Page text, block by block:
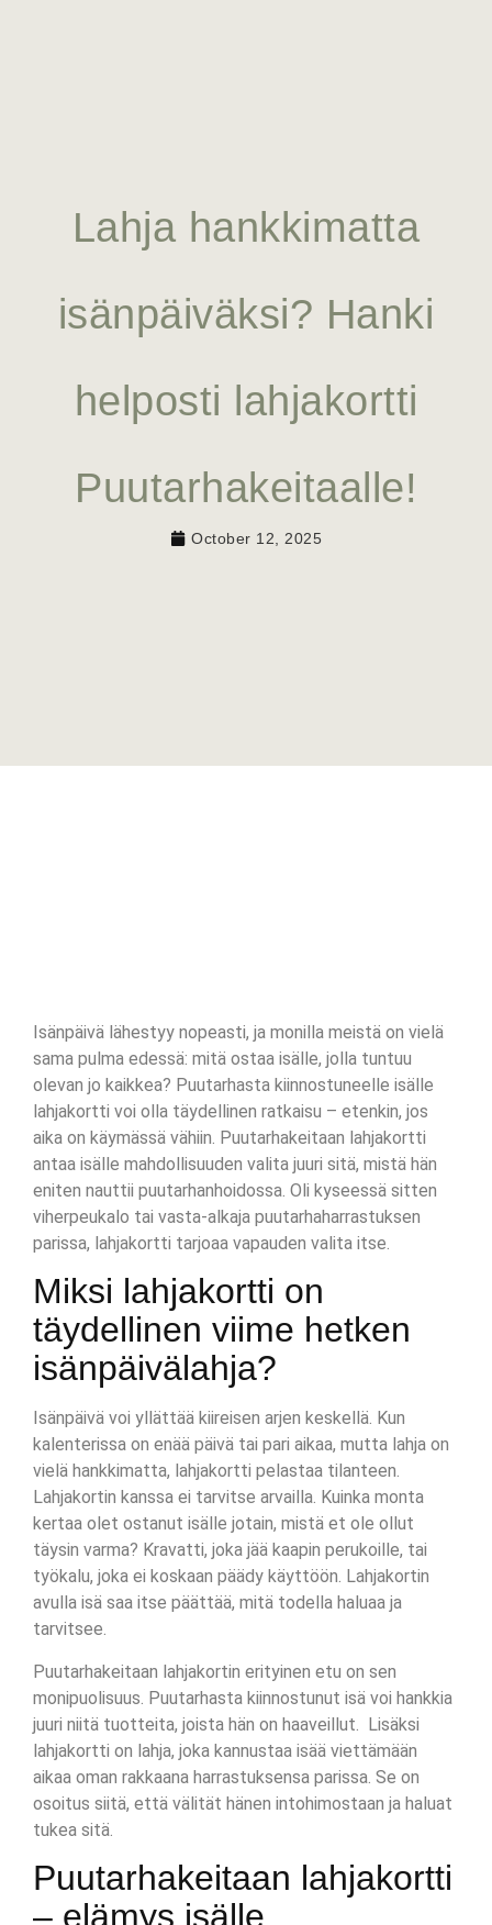
Lahja hankkimatta
isänpäiväksi? Hanki
helposti lahjakortti
Puutarhakeitaalle!
October 12, 2025
Isänpäivä lähestyy nopeasti, ja monilla meistä on vielä
sama pulma edessä: mitä ostaa isälle, jolla tuntuu
olevan jo kaikkea? Puutarhasta kiinnostuneelle isälle
lahjakortti voi olla täydellinen ratkaisu – etenkin, jos
aika on käymässä vähiin. Puutarhakeitaan lahjakortti
antaa isälle mahdollisuuden valita juuri sitä, mistä hän
eniten nauttii puutarhanhoidossa. Oli kyseessä sitten
viherpeukalo tai vasta-alkaja puutarhaharrastuksen
parissa, lahjakortti tarjoaa vapauden valita itse.
Miksi lahjakortti on
täydellinen viime hetken
isänpäivälahja?
Isänpäivä voi yllättää kiireisen arjen keskellä. Kun
kalenterissa on enää päivä tai pari aikaa, mutta lahja on
vielä hankkimatta, lahjakortti pelastaa tilanteen.
Lahjakortin kanssa ei tarvitse arvailla. Kuinka monta
kertaa olet ostanut isälle jotain, mistä et ole ollut
täysin varma? Kravatti, joka jää kaapin perukoille, tai
työkalu, joka ei koskaan päädy käyttöön. Lahjakortin
avulla isä saa itse päättää, mitä todella haluaa ja
tarvitsee.
Puutarhakeitaan lahjakortin erityinen etu on sen
monipuolisuus. Puutarhasta kiinnostunut isä voi hankkia
juuri niitä tuotteita, joista hän on haaveillut. Lisäksi
lahjakortti on lahja, joka kannustaa isää viettämään
aikaa oman rakkaana harrastuksensa parissa. Se on
osoitus siitä, että välität hänen intohimostaan ja haluat
tukea sitä.
Puutarhakeitaan lahjakortti
– elämys isälle